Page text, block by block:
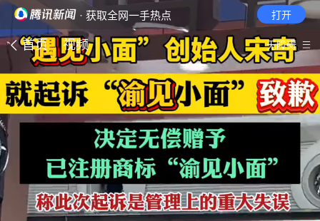
· 获取全网一手热点 打开
首页 视频 无障碍